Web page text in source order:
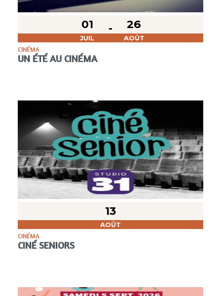
01
JUIL
26
AOÛT
CINÉMA
UN ÉTÉ AU CINÉMA
13
AOÛT
CINÉMA
CINÉ SENIORS